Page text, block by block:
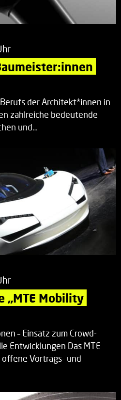
der Architekt*innen in
zahlreiche bedeutende
und…
„MTE Mobility
– Einsatz zum Crowd-
Entwicklungen Das MTE
Vortrags- und